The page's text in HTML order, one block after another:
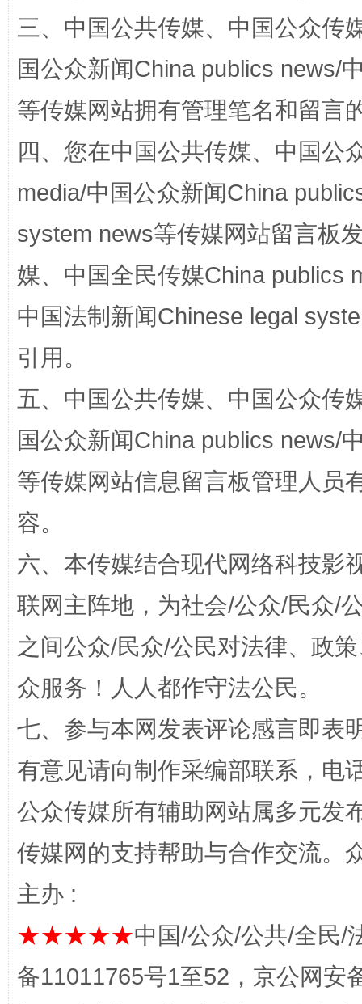
国家大学科技园优化重塑工作
“蜀中异人”王建安的艺术幻境
完善运行机制助力责任有效落实 一纸欠
三、中国公共传媒、中国公众传
国公众新闻China publics news/
等传媒网站拥有管理笔名和留言
四、您在中国公共传媒、中国公
media/中国公众新闻China
system news等传媒网站留言板
媒、中国全民传媒China publics
中国法制新闻Chinese legal
引用。
五、中国公共传媒、中国公众传
国公众新闻China publics news/
等传媒网站信息留言板管理人员
容。
六、本传媒结合现代网络科技影
联网主阵地，为社会/公众/民众/
之间公众/民众/公民对法律、政
众服务！人人都作守法公民。
七、参与本网发表评论感言即表
有意见请向制作采编部联系，电
公众传媒所有辅助网站属多元发
传媒网的支持帮助与合作交流。
主办 :
★★★★★中国/公众/公共/全民/
备11011765号1至52，京公网安